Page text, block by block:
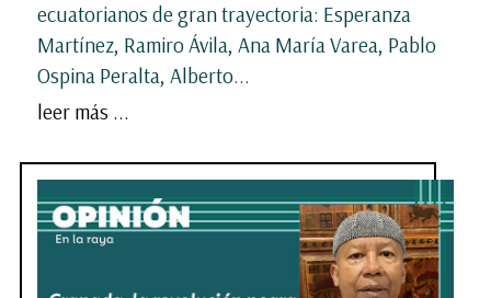
ecuatorianos de gran trayectoria: Esperanza
Martínez, Ramiro Ávila, Ana María Varea, Pablo
Ospina Peralta, Alberto...
leer más ...